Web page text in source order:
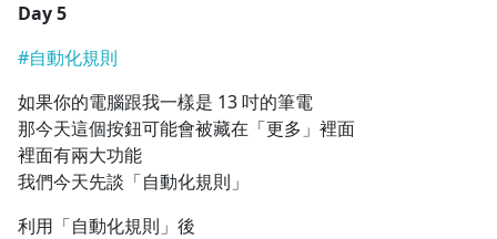
Day 5
#自動化規則
如果你的電腦跟我一樣是 13 吋的筆電
那今天這個按鈕可能會被藏在「更多」裡面
裡面有兩大功能
我們今天先談「自動化規則」
利用「自動化規則」後
1.25x
1.0x
0.75x